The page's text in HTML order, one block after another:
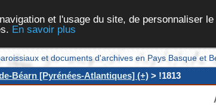
et l'usage du site, de personnaliser
En savoir plus
et documents d'archives en Pays Basque et
Béarn [Pyrénées-Atlantiques] (+) > !1813